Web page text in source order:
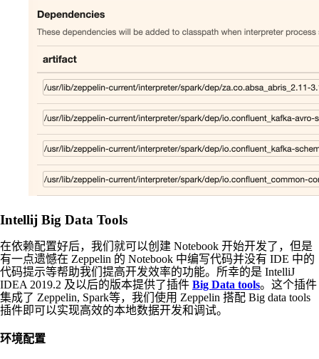
Intellij Big Data Tools
在依赖配置好后，我们就可以创建 Notebook 开始开发了，但是
有一点遗憾在 Zeppelin 的 Notebook 中编写代码并没有 IDE 中的
代码提示等帮助我们提高开发效率的功能。所幸的是 IntelliJ
IDEA 2019.2 及以后的版本提供了插件 Big Data tools。这个插件
集成了 Zeppelin, Spark等，我们使用 Zeppelin 搭配 Big data tools
插件即可以实现高效的本地数据开发和调试。
环境配置